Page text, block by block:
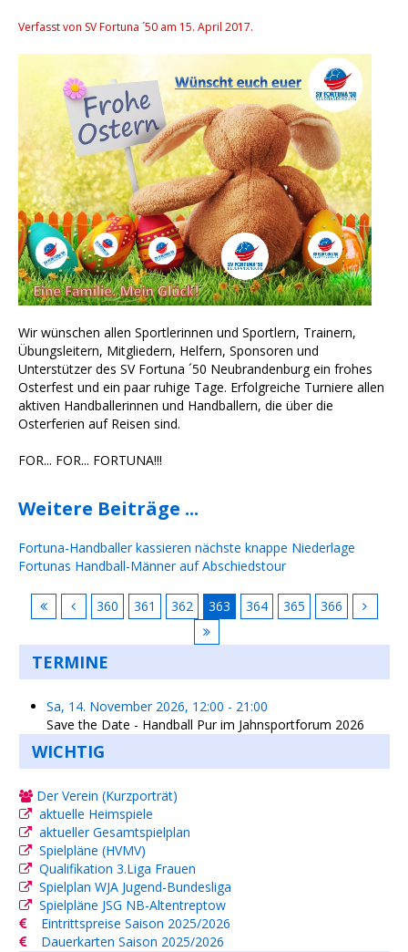
Verfasst von SV Fortuna ´50 am 15. April 2017.
Wir wünschen allen Sportlerinnen und Sportlern, Trainern,
Übungsleitern, Mitgliedern, Helfern, Sponsoren und
Unterstützer des SV Fortuna ´50 Neubrandenburg ein frohes
Osterfest und ein paar ruhige Tage. Erfolgreiche Turniere allen
aktiven Handballerinnen und Handballern, die über die
Osterferien auf Reisen sind.
FOR... FOR... FORTUNA!!!
Weitere Beiträge ...
Fortuna-Handballer kassieren nächste knappe Niederlage
Fortunas Handball-Männer auf Abschiedstour
360 361 362 363 364 365 366
TERMINE
Sa, 14. November 2026, 12:00 - 21:00
Save the Date - Handball Pur im Jahnsportforum 2026
WICHTIG
Der Verein (Kurzporträt)
aktuelle Heimspiele
aktueller Gesamtspielplan
Spielpläne (HVMV)
Qualifikation 3.Liga Frauen
Spielplan WJA Jugend-Bundesliga
Spielpläne JSG NB-Altentreptow
Eintrittspreise Saison 2025/2026
Dauerkarten Saison 2025/2026